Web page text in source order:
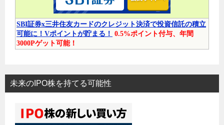
SBI証券x三井住友カードのクレジット決済で投資信託の積立
可能に！Vポイントが貯まる！ 0.5%ポイント付与、年間
3000Pゲット可能！
未来のIPO株を持てる可能性